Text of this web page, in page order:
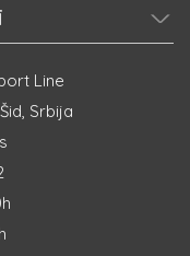
Line
Srbija